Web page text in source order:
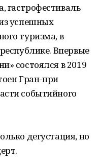
гастрофестиваль
успешных
туризма, в
Впервые
состоялся в 2019
Гран-при
событийного
дегустация, но